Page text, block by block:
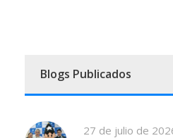
Blogs Publicados
27 de julio de